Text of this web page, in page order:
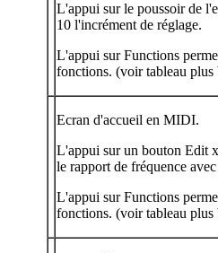
L'appui sur le poussoir de
10 l'incrément de réglage.
L'appui sur Functions
fonctions. (voir tableau plus
Ecran d'accueil en MIDI.
L'appui sur un bouton Edit
le rapport de fréquence
L'appui sur Functions
fonctions. (voir tableau plus